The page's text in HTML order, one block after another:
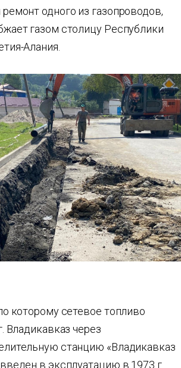
одного из газопроводов,
газом столицу Республики
Алания.
которому сетевое топливо
Владикавказ через
станцию «Владикавказ
в эксплуатацию в 1973 г.